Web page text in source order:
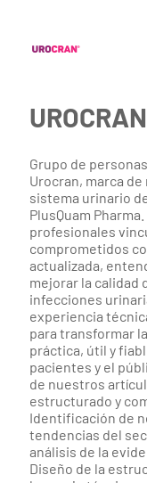
UROCRAN
Grupo de
Urocran, marca
sistema urinario
PlusQuam
profesionales
comprometidos
actualizada,
mejorar la calidad
infecciones
experiencia
para transformar
práctica, útil y
pacientes y el
de nuestros
estructurado y
Identificación de
tendencias del
análisis de la
Diseño de la